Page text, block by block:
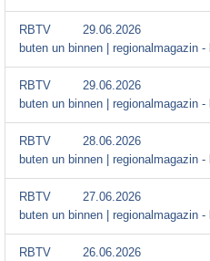
RBTV
29.06.2026
buten un binnen | regionalmagazin -
RBTV
29.06.2026
buten un binnen | regionalmagazin -
RBTV
28.06.2026
buten un binnen | regionalmagazin -
RBTV
27.06.2026
buten un binnen | regionalmagazin -
RBTV
26.06.2026